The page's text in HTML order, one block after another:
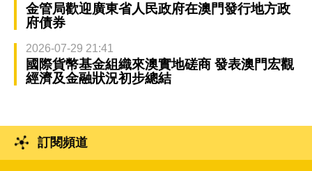
金管局歡迎廣東省人民政府在澳門發行地方政
府債券
2026-07-29 21:41
國際貨幣基金組織來澳實地磋商 發表澳門宏觀
經濟及金融狀況初步總結
訂閱頻道